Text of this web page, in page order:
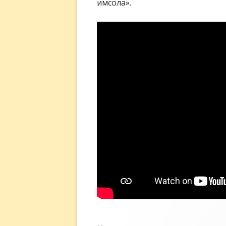
имсола».